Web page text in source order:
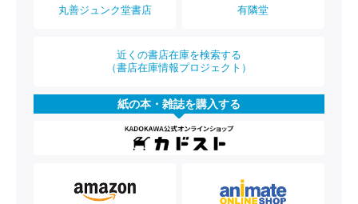
丸善ジュンク堂書店 有隣堂
近くの書店在庫を検索する
（書店在庫情報プロジェクト）
紙の本・雑誌を購入する